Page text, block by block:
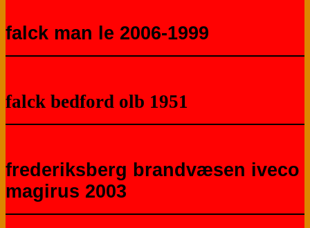
falck man le 2006-1999
falck bedford olb 1951
frederiksberg brandvæsen iveco
magirus 2003